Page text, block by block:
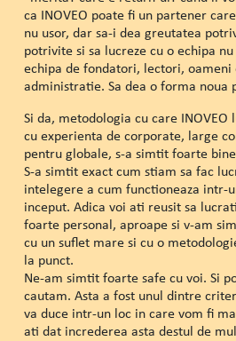
ca INOVEO poate fi un partener
nu usor, dar sa-i dea greutatea
potrivite si sa lucreze cu o echipa
echipa de fondatori, lectori,
administratie. Sa dea o forma noua
Si da, metodologia cu care
cu experienta de corporate, large
pentru globale, s-a simtit foarte
S-a simtit exact cum stiam sa fac
intelegere a cum functioneaza intr-
inceput. Adica voi ati reusit sa
foarte personal, aproape si v-am
cu un suflet mare si cu o
la punct.
Ne-am simtit foarte safe cu voi. Si
cautam. Asta a fost unul dintre
va duce intr-un loc in care vom fi
ati dat increderea asta destul de